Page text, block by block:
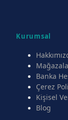
Kurumsal
Banka
Çerez
Kişisel
Blog